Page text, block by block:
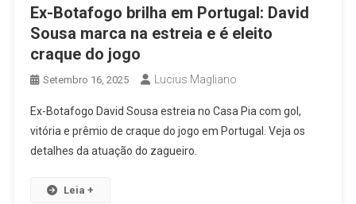
Ex-Botafogo brilha em Portugal: David
Sousa marca na estreia e é eleito
craque do jogo
Setembro 16, 2025 Lucius Magliano
Ex-Botafogo David Sousa estreia no Casa Pia com gol,
vitória e prêmio de craque do jogo em Portugal. Veja os
detalhes da atuação do zagueiro.
Leia +